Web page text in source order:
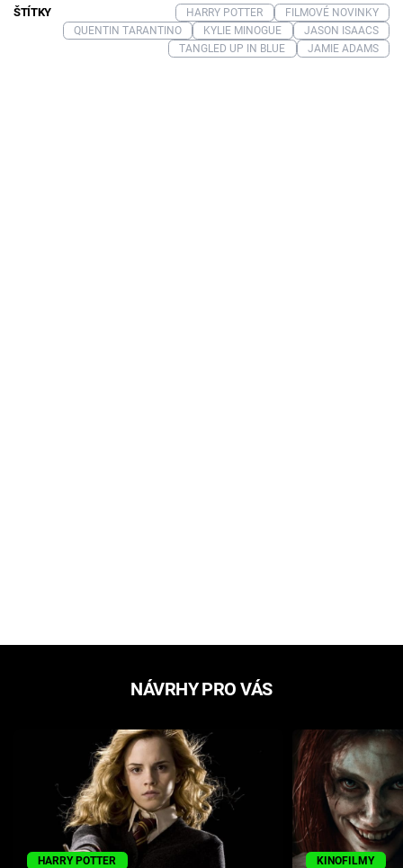
ŠTÍTKY HARRY POTTER
FILMOVÉ NOVINKY
QUENTIN TARANTINO
KYLIE MINOGUE
JASON ISAACS
TANGLED UP IN BLUE
JAMIE ADAMS
NÁVRHY PRO VÁS
HARRY POTTER KINOFILMY